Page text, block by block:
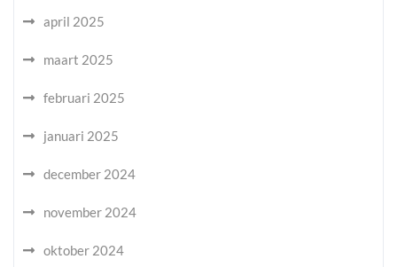
april 2025
maart 2025
februari 2025
januari 2025
december 2024
november 2024
oktober 2024